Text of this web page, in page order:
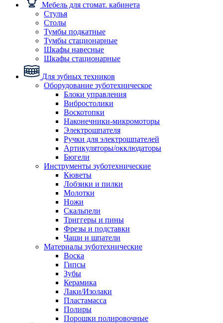
Мебель для стомат. кабинета
Стулья
Столы
Тумбы подкатные
Тумбы стационарные
Шкафы навесные
Шкафы стационарные
Для зубных техников
Оборудование зуботехническое
Блоки управления
Вибростолики
Воскотопки
Наконечники-микромоторы
Электрошпателя
Ручки для электрошпателей
Артикуляторы/окклюдаторы
Бюгели
Инструменты зуботехнические
Кюветы
Лобзики и пилки
Молотки
Ножи
Скальпели
Триггеры и пины
Фрезы и подставки
Чаши и шпатели
Материалы зуботехнические
Воска
Гипсы
Зубы
Керамика
Лаки/Изолаки
Пластамасса
Полиры
Порошки полировочные